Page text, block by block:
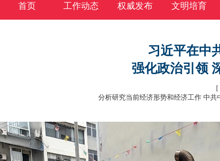
首页 工作动态 权威发布 文明培育
习近平在中
强化政治引领
[
分析研究当前经济形势和经济工作 中